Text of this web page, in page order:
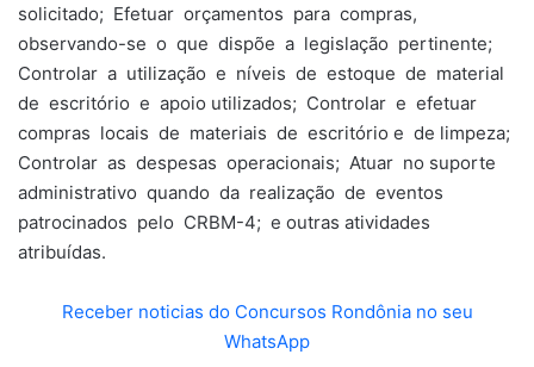
solicitado; Efetuar orçamentos para compras,
observando-se o que dispõe a legislação pertinente;
Controlar a utilização e níveis de estoque de material
de escritório e apoio utilizados; Controlar e efetuar
compras locais de materiais de escritório e de limpeza;
Controlar as despesas operacionais; Atuar no suporte
administrativo quando da realização de eventos
patrocinados pelo CRBM-4; e outras atividades
atribuídas.
Receber noticias do Concursos Rondônia no seu
WhatsApp